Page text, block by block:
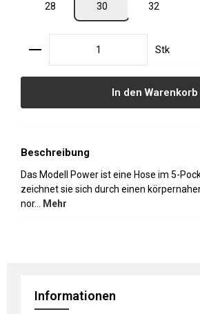
28 30 32
Produkt Anzahl: Gib denStk
In den Warenkorb
Beschreibung
Das Modell Power ist eine Hose im 5-
zeichnet sie sich durch einen
nor…
Mehr
Informationen